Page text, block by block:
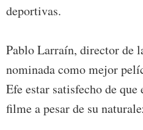
deportivas.
Pablo Larraín, director de
nominada como mejor
Efe estar satisfecho de
filme a pesar de su